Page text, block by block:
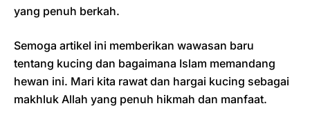
yang penuh berkah.
Semoga artikel ini memberikan wawasan baru
tentang kucing dan bagaimana Islam memandang
hewan ini. Mari kita rawat dan hargai kucing sebagai
makhluk Allah yang penuh hikmah dan manfaat.